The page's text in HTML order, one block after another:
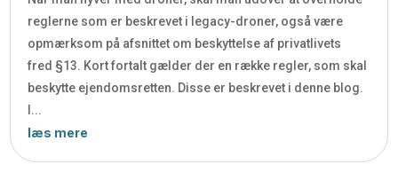
reglerne som er beskrevet i legacy-droner, også være
opmærksom på afsnittet om beskyttelse af privatlivets
fred §13. Kort fortalt gælder der en række regler, som skal
beskytte ejendomsretten. Disse er beskrevet i denne blog.
I...
læs mere